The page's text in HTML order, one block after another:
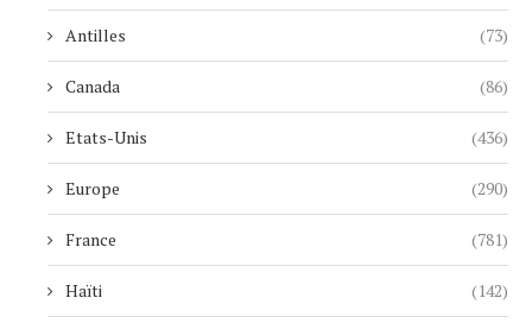
Antilles (73)
Canada (86)
Etats-Unis (436)
Europe (290)
France (781)
Haïti (142)